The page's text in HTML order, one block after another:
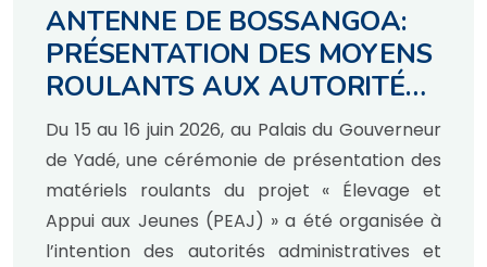
ANTENNE DE BOSSANGOA:
PRÉSENTATION DES MOYENS
ROULANTS AUX AUTORITÉS
LOCALES.
Du 15 au 16 juin 2026, au Palais du Gouverneur
de Yadé, une cérémonie de présentation des
matériels roulants du projet « Élevage et
Appui aux Jeunes (PEAJ) » a été organisée à
l’intention des autorités administratives et